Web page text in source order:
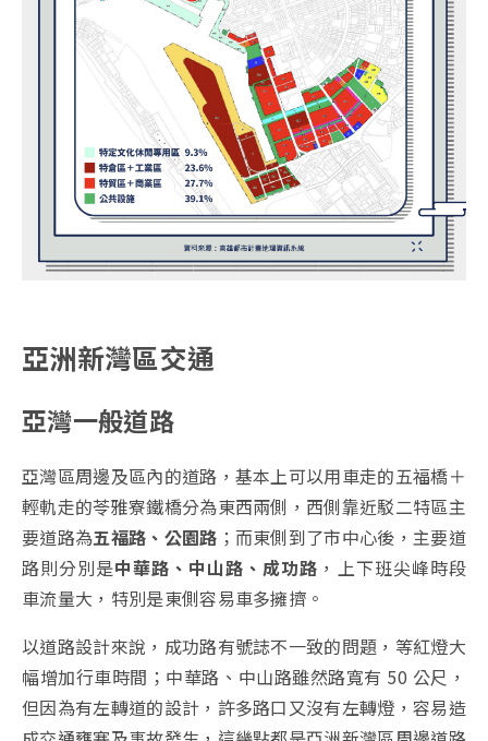
亞洲新灣區交通
亞灣一般道路
亞灣區周邊及區內的道路，基本上可以用車走的五福橋＋
輕軌走的苓雅寮鐵橋分為東西兩側，西側靠近駁二特區主
要道路為五福路、公園路 ；而東側到了市中心後，主要道
路則分別是中華路、中山路、成功路 ，上下班尖峰時段
車流量大，特別是東側容易車多擁擠。
以道路設計來說，成功路有號誌不一致的問題，等紅燈大
幅增加行車時間；中華路、中山路雖然路寬有 50 公尺，
但因為有左轉道的設計，許多路口又沒有左轉燈，容易造